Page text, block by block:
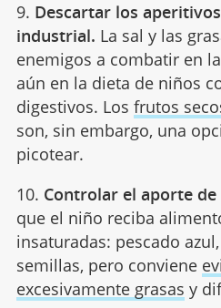
9. Descartar los
industrial. La sal y las
enemigos a combatir en
aún en la dieta de niños
digestivos. Los frutos
son, sin embargo, una
picotear.
10. Controlar el aporte de
que el niño reciba
insaturadas: pescado
semillas, pero conviene
excesivamente grasas y